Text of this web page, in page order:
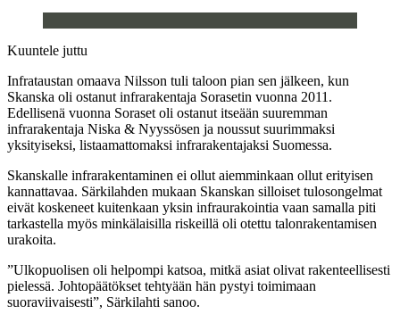
Kuuntele juttu
Infrataustan omaava Nilsson tuli taloon pian sen jälkeen, kun
Skanska oli ostanut infrarakentaja Sorasetin vuonna 2011.
Edellisenä vuonna Soraset oli ostanut itseään suuremman
infrarakentaja Niska & Nyyssösen ja noussut suurimmaksi
yksityiseksi, listaamattomaksi infrarakentajaksi Suomessa.
Skanskalle infrarakentaminen ei ollut aiemminkaan ollut erityisen
kannattavaa. Särkilahden mukaan Skanskan silloiset tulosongelmat
eivät koskeneet kuitenkaan yksin infraurakointia vaan samalla piti
tarkastella myös minkälaisilla riskeillä oli otettu talonrakentamisen
urakoita.
”Ulkopuolisen oli helpompi katsoa, mitkä asiat olivat rakenteellisesti
pielessä. Johtopäätökset tehtyään hän pystyi toimimaan
suoraviivaisesti”, Särkilahti sanoo.